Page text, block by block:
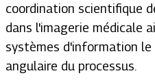
coordination scientifique
dans l'imagerie médicale
systèmes d'information
angulaire du processus.